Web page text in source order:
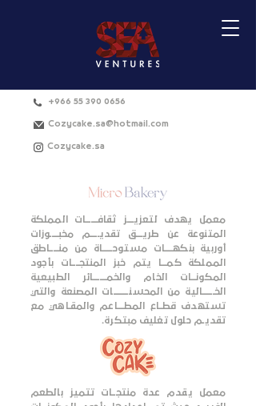
+966 55 390 0656
Cozycake.sa@hotmail.com
Cozycake.sa
معمل يهدف لتعزيــــز ثقافـــــــات المملكة
المتنوعة عن طريــــق تقديـــــم مخبـــــوزات
أوربية بنكهـــــات مستوحــــــاة من منـــــاطق
المملكة كمـــا يتم خبز المنتجــــات بأجود
المكونـــات الخام والخمــــــــائر الطبيعية
الخـــــــالية من المحسنـــــــــات المصنعة والتي
تستهدف قطــاع المطــــاعم والمقـاهي مع
تقديـم حلول تغليف مبتكرة.
معمل يقدم عدة منتجــات تتميز بالطعم